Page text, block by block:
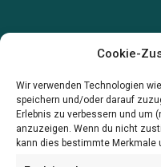
Cookie-
Wir verwenden Technologien
speichern und/oder darauf
Erlebnis zu verbessern und um
anzuzeigen. Wenn du nicht
kann dies bestimmte Merkmale